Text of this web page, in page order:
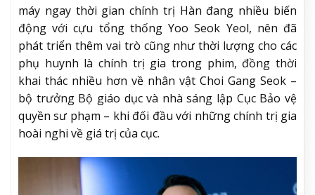
máy ngay thời gian chính trị Hàn đang nhiều biến
động với cựu tổng thống Yoo Seok Yeol, nên đã
phát triển thêm vai trò cũng như thời lượng cho các
phụ huynh là chính trị gia trong phim, đồng thời
khai thác nhiều hơn về nhân vật Choi Gang Seok –
bộ trưởng Bộ giáo dục và nhà sáng lập Cục Bảo vệ
quyền sư phạm – khi đối đầu với những chính trị gia
hoài nghi về giá trị của cục.